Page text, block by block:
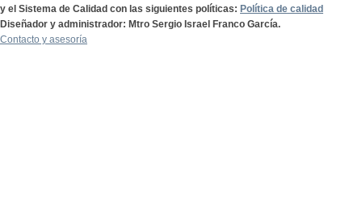
y el Sistema de Calidad con las siguientes políticas: Política de calidad
Diseñador y administrador: Mtro Sergio Israel Franco García.
Contacto y asesoría